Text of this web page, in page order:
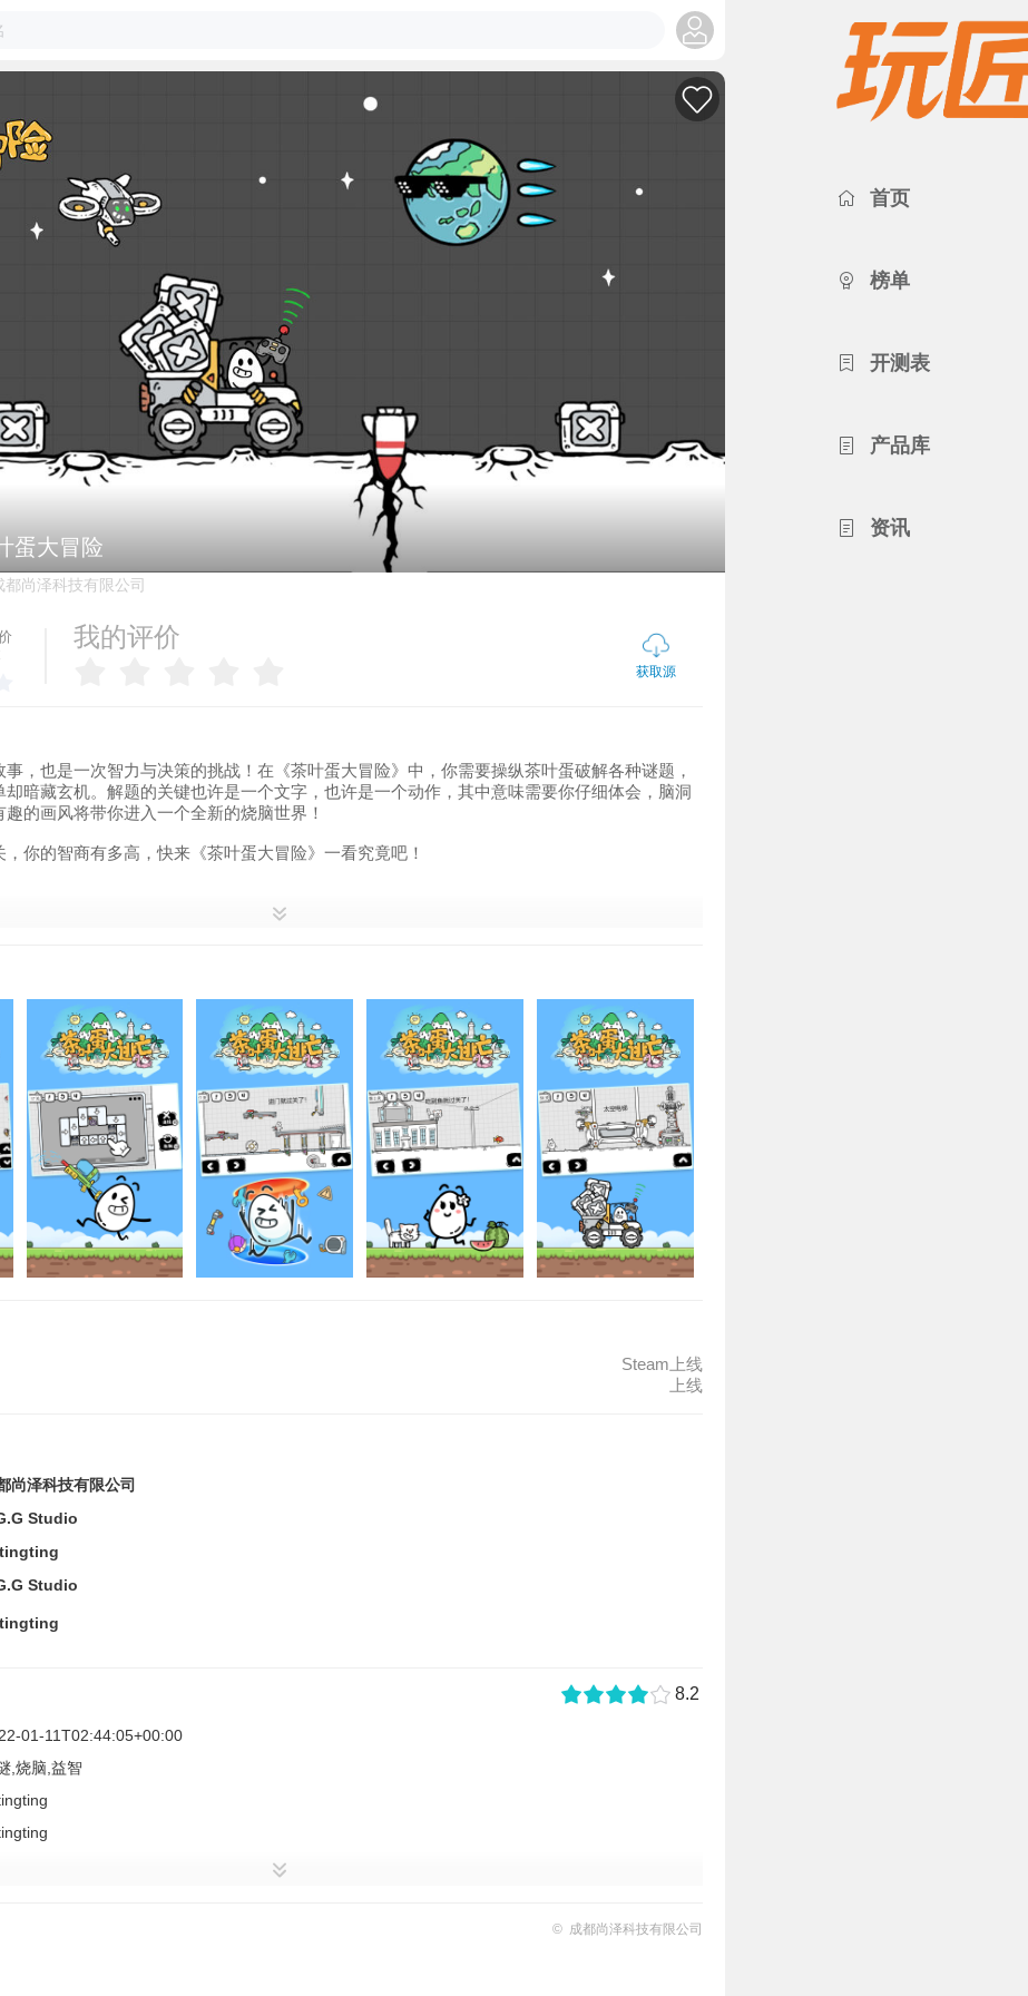
蛋大冒险
尚泽科技有限公司
我的评价
获取源
，也是一次智力与决策的挑战！在《茶叶蛋大冒险》中，你需要操纵茶叶蛋破解各种谜题，
却暗藏玄机。解题的关键也许是一个文字，也许是一个动作，其中意味需要你仔细体会，脑洞
的画风将带你进入一个全新的烧脑世界！
你的智商有多高，快来《茶叶蛋大冒险》一看究竟吧！
Steam上线
上线
尚泽科技有限公司
Studio
Studio
8.2
01-11T02:44:05+00:00
,烧脑,益智
已知BUG。 © 成都尚泽科技有限公司
首页
榜单
开测表
产品库
资讯